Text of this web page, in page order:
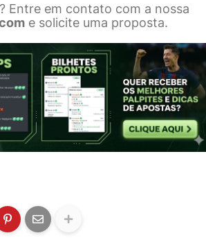
Entre em contato com a nossa
e solicite uma proposta.